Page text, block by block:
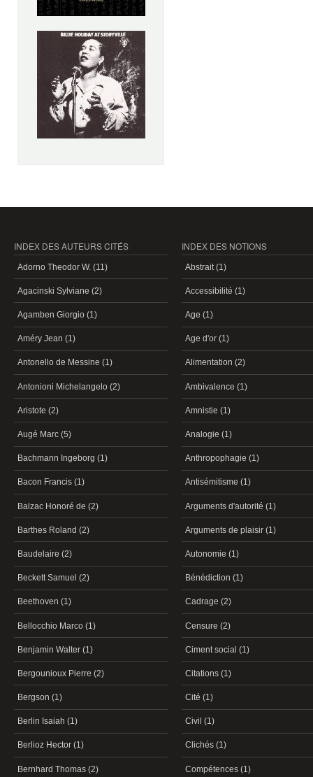
INDEX DES AUTEURS CITÉS
Adorno Theodor W. (11)
Agacinski Sylviane (2)
Agamben Giorgio (1)
Améry Jean (1)
Antonello de Messine (1)
Antonioni Michelangelo (2)
Aristote (2)
Augé Marc (5)
Bachmann Ingeborg (1)
Bacon Francis (1)
Balzac Honoré de (2)
Barthes Roland (2)
Baudelaire (2)
Beckett Samuel (2)
Beethoven (1)
Bellocchio Marco (1)
Benjamin Walter (1)
Bergounioux Pierre (2)
Bergson (1)
Berlin Isaiah (1)
Berlioz Hector (1)
Bernhard Thomas (2)
INDEX DES NOTIONS
Abstrait (1)
Accessibilité (1)
Age (1)
Age d'or (1)
Alimentation (2)
Ambivalence (1)
Amnistie (1)
Analogie (1)
Anthropophagie (1)
Antisémitisme (1)
Arguments d'autorité (1)
Arguments de plaisir (1)
Autonomie (1)
Bénédiction (1)
Cadrage (2)
Censure (2)
Ciment social (1)
Citations (1)
Cité (1)
Civil (1)
Clichés (1)
Compétences (1)